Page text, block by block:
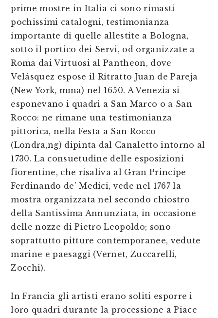
prime mostre in Italia ci sono rimasti
pochissimi catalogni, testimonianza
importante di quelle allestite a Bologna,
sotto il portico dei Servi, od organizzate a
Roma dai Virtuosi al Pantheon, dove
Velásquez espose il Ritratto Juan de Pareja
(New York, mma) nel 1650. A Venezia si
esponevano i quadri a San Marco o a San
Rocco: ne rimane una testimonianza
pittorica, nella Festa a San Rocco
(Londra,ng) dipinta dal Canaletto intorno al
1730. La consuetudine delle esposizioni
fiorentine, che risaliva al Gran Principe
Ferdinando de’ Medici, vede nel 1767 la
mostra organizzata nel secondo chiostro
della Santissima Annunziata, in occasione
delle nozze di Pietro Leopoldo; sono
soprattutto pitture contemporanee, vedute
marine e paesaggi (Vernet, Zuccarelli,
Zocchi).
In Francia gli artisti erano soliti esporre i
loro quadri durante la processione a Piace